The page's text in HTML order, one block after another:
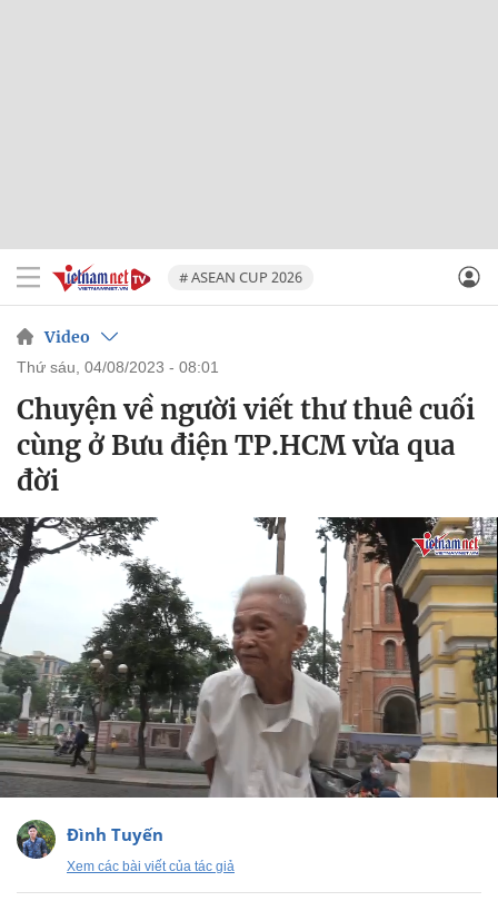
# ASEAN CUP 2026
Video
thứ sáu, 04/08/2023 - 08:01
Chuyện về người viết thư thuê cuối
cùng ở Bưu điện TP.HCM vừa qua
đời
Đình Tuyến
Xem các bài viết của tác giả